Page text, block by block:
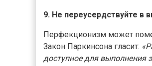
9. Не переусердствуйте в
Перфекционизм может
Закон Паркинсона гласит:
доступное для выполнения